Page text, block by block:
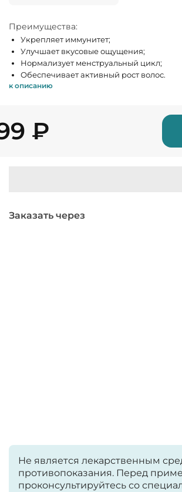
Преимущества:
Укрепляет иммунитет;
Улучшает вкусовые ощущения;
Нормализует менструальный цикл;
Обеспечивает активный рост волос.
к описанию
₽
Заказать через
Не является лекарственным
противопоказания. Перед
проконсультируйтесь со